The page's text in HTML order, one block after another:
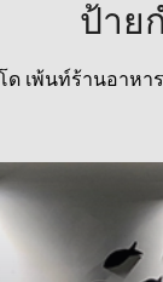
ป้าย
เพ้นท์ร้านอาห